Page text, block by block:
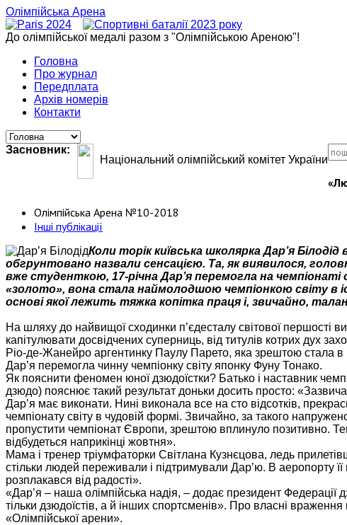
Олімпійська Арена
До олімпійської медалі разом з "Олімпійською Ареною"!
Головна
Про журнал
Передплата
Архів номерів
Контакти
Засновник:
Національний олімпійський комітет України
Олімпійська Арена №10-2018
Інші публікації
Коли торік київська школярка Дар’я
обгрунтовано назвали сенсацією. Та, як виявилося,
вже студенткою, 17-річна Дар’я перемогла на чемпіонаті
«золото», вона стала наймолодшою чемпіонкою світу в
основі якої лежить тяжка копітка праця і, звичайно,
На шляху до найвищої сходинки п’єдесталу світової першості
капітулювати досвідчених суперниць, від титулів котрих дух
Ріо-де-Жанейро аргентинку Паулу Парето, яка зрештою стала
Дар’я перемогла чинну чемпіонку світу японку Фуну Тонако.
Як пояснити феномен юної дзюдоїстки? Батько і наставник
дзюдо) пояснює такий результат доньки досить просто:
Дар’я має виконати. Нині виконала все на сто відсотків,
чемпіонату світу в чудовій формі. Звичайно, за такого
пропустити чемпіонат Європи, зрештою вплинуло позитивно.
відбудеться наприкінці жовтня».
Мама і тренер тріумфаторки Світлана Кузнєцова, ледь
стільки людей переживали і підтримували Дар’ю. В аеропорту
розплакався від радості».
«Дар’я – наша олімпійська надія, – додає президент
тільки дзюдоїстів, а й інших спортсменів». Про власні
«Олімпійської арени».